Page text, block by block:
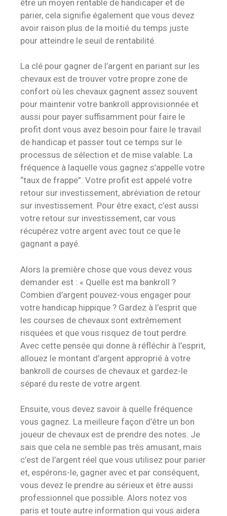
être un moyen rentable de handicaper et de
parier, cela signifie également que vous devez
avoir raison plus de la moitié du temps juste
pour atteindre le seuil de rentabilité.
La clé pour gagner de l’argent en pariant sur les
chevaux est de trouver votre propre zone de
confort où les chevaux gagnent assez souvent
pour maintenir votre bankroll approvisionnée et
aussi pour payer suffisamment pour faire le
profit dont vous avez besoin pour faire le travail
de handicap et passer tout ce temps sur le
processus de sélection et de mise valable. La
fréquence à laquelle vous gagnez s’appelle votre
“taux de frappe”. Votre profit est appelé votre
retour sur investissement, abréviation de retour
sur investissement. Pour être exact, c’est aussi
votre retour sur investissement, car vous
récupérez votre argent avec tout ce que le
gagnant a payé.
Alors la première chose que vous devez vous
demander est : « Quelle est ma bankroll ?
Combien d’argent pouvez-vous engager pour
votre handicap hippique ? Gardez à l’esprit que
les courses de chevaux sont extrêmement
risquées et que vous risquez de tout perdre.
Avec cette pensée qui donne à réfléchir à l’esprit,
allouez le montant d’argent approprié à votre
bankroll de courses de chevaux et gardez-le
séparé du reste de votre argent.
Ensuite, vous devez savoir à quelle fréquence
vous gagnez. La meilleure façon d’être un bon
joueur de chevaux est de prendre des notes. Je
sais que cela ne semble pas très amusant, mais
c’est de l’argent réel que vous utilisez pour parier
et, espérons-le, gagner avec et par conséquent,
vous devez le prendre au sérieux et être aussi
professionnel que possible. Alors notez vos
paris et toute autre information qui vous aidera